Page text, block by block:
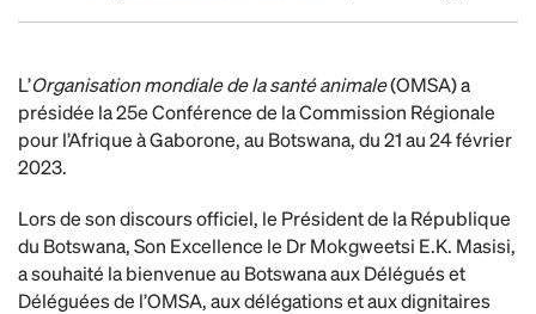
L’Organisation mondiale de la santé animale(OMSA) a
présidée la 25e Conférence de la Commission Régionale
pour l’Afrique à Gaborone, au Botswana, du 21 au 24 février
2023.
Lors de son discours officiel, le Président de la République
du Botswana, Son Excellence le Dr Mokgweetsi E.K. Masisi,
a souhaité la bienvenue au Botswana aux Délégués et
Déléguées de l’OMSA, aux délégations et aux dignitaires